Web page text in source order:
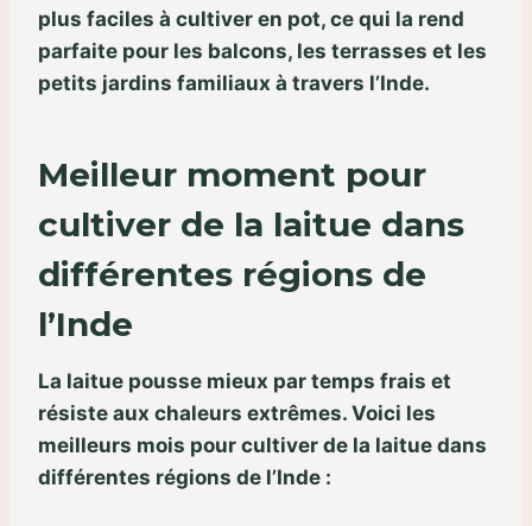
plus faciles à cultiver en pot, ce qui la rend
parfaite pour les balcons, les terrasses et les
petits jardins familiaux à travers l’Inde.
Meilleur moment pour
cultiver de la laitue dans
différentes régions de
l’Inde
La laitue pousse mieux par temps frais et
résiste aux chaleurs extrêmes. Voici les
meilleurs mois pour cultiver de la laitue dans
différentes régions de l’Inde :